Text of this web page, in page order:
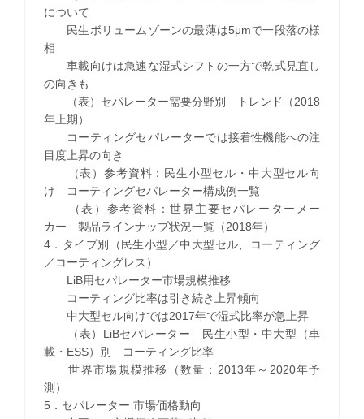
について
民生ボリュームゾーンの最薄は5μmで一段落の様
相
車載向けは急速な湿式シフトの一方で乾式見直し
の向きも
（表）セパレーター需要分野別 トレンド（2018
年上期）
コーティングセパレーターでは接着性機能への注
目度上昇の向き
（表）参考資料：民生小型セル・中大型セル向
け コーティングセパレーター構成例一覧
（表）参考資料：世界主要セパレーターメー
カー 製品ラインナップ状況一覧（2018年）
4．タイプ別（民生小型／中大型セル、コーティング
／コーティングレス）
LiB用セパレーター市場規模推移
コーティング比率は引き続き上昇傾向
中大型セル向けでは2017年で湿式比率が急上昇
（表）LiBセパレーター 民生小型・中大型（車
載・ESS）別 コーティング比率
世界市場規模推移（数量：2013年～2020年予
測）
5．セパレーター 市場価格動向